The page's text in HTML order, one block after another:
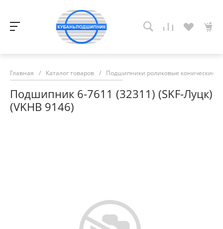
Главная / Каталог товаров / Подшипники роликовые конические
Подшипник 6-7611 (32311) (SKF-Луцк)
(VKHB 9146)